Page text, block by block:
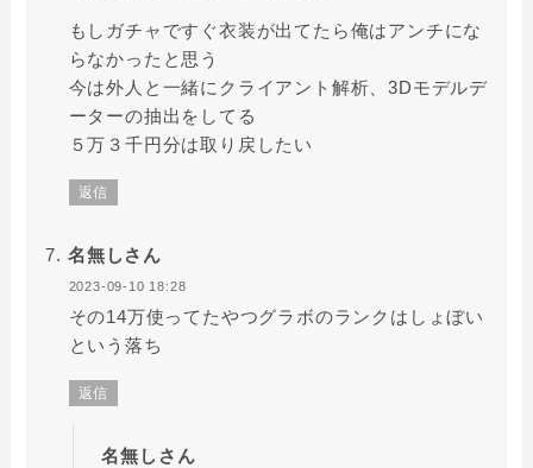
もしガチャですぐ衣装が出てたら俺はアンチにな
らなかったと思う
今は外人と一緒にクライアント解析、3Dモデルデ
ーターの抽出をしてる
５万３千円分は取り戻したい
返信
名無しさん
2023-09-10 18:28
その14万使ってたやつグラボのランクはしょぼい
という落ち
返信
名無しさん